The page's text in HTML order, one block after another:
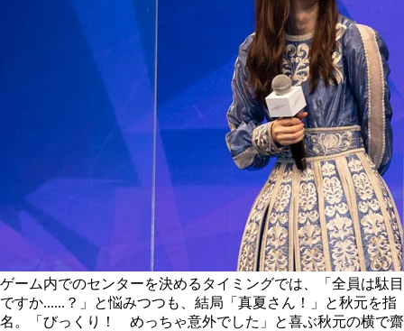
ゲーム内でのセンターを決めるタイミングでは、「全員は駄目
ですか......？」と悩みつつも、結局「真夏さん！」と秋元を指
名。「びっくり！ めっちゃ意外でした」と喜ぶ秋元の横で齋